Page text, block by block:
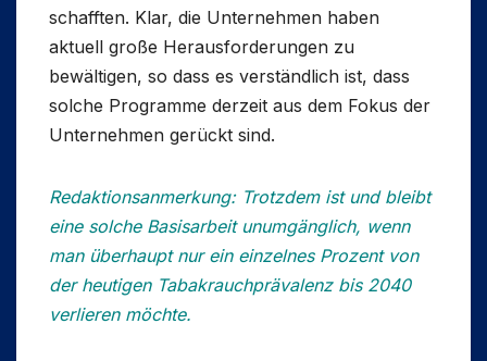
schafften. Klar, die Unternehmen haben
aktuell große Herausforderungen zu
bewältigen, so dass es verständlich ist, dass
solche Programme derzeit aus dem Fokus der
Unternehmen gerückt sind.
Redaktionsanmerkung: Trotzdem ist und bleibt
eine solche Basisarbeit unumgänglich, wenn
man überhaupt nur ein einzelnes Prozent von
der heutigen Tabakrauchprävalenz bis 2040
verlieren möchte.